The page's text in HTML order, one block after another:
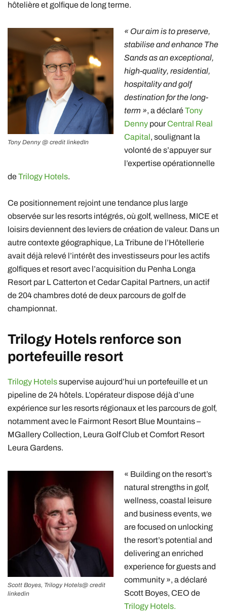
hôtelière et golfique de long terme.
Tony Denny @ credit linkedIn
« Our aim is to preserve,
stabilise and enhance The
Sands as an exceptional,
high-quality, residential,
hospitality and golf
destination for the long-
term », a déclaréTony
Denny pourCentral Real
Capital, soulignant la
volonté de s’appuyer sur
l’expertise opérationnelle
deTrilogy Hotels.
Ce positionnement rejoint une tendance plus large
observée sur les resorts intégrés, où golf, wellness, MICE et
loisirs deviennent des leviers de création de valeur. Dans un
autre contexte géographique, La Tribune de l’Hôtellerie
avait déjà relevé l’intérêt des investisseurs pour les actifs
golfiques et resort avec l’acquisition du Penha Longa
Resort par L Catterton et Cedar Capital Partners, un actif
de 204 chambres doté de deux parcours de golf de
championnat.
Trilogy Hotels renforce son
portefeuille resort
Trilogy Hotelssupervise aujourd’hui un portefeuille et un
pipeline de 24 hôtels. L’opérateur dispose déjà d’une
expérience sur les resorts régionaux et les parcours de golf,
notamment avec le Fairmont Resort Blue Mountains –
MGallery Collection, Leura Golf Club et Comfort Resort
Leura Gardens.
Scott Boyes, Trilogy Hotels@ credit
linkedin
« Building on the resort’s
natural strengths in golf,
wellness, coastal leisure
and business events, we
are focused on unlocking
the resort’s potential and
delivering an enriched
experience for guests and
community », a déclaré
Scott Boyes, CEO de
Trilogy Hotels.